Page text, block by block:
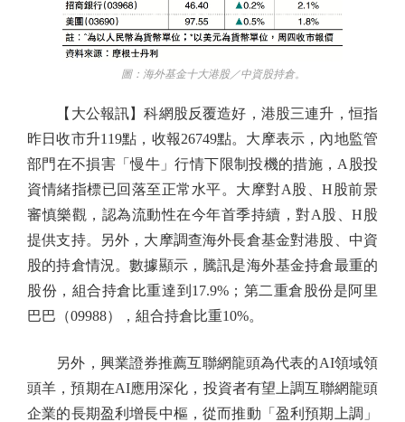
圖：海外基金十大港股／中資股持倉。
【大公報訊】科網股反覆造好，港股三連升，恒指
昨日收市升119點，收報26749點。大摩表示，內地監管
部門在不損害「慢牛」行情下限制投機的措施，A股投
資情緒指標已回落至正常水平。大摩對A股、H股前景
審慎樂觀，認為流動性在今年首季持續，對A股、H股
提供支持。另外，大摩調查海外長倉基金對港股、中資
股的持倉情況。數據顯示，騰訊是海外基金持倉最重的
股份，組合持倉比重達到17.9%；第二重倉股份是阿里
巴巴（09988），組合持倉比重10%。
另外，興業證券推薦互聯網龍頭為代表的AI領域領
頭羊，預期在AI應用深化，投資者有望上調互聯網龍頭
企業的長期盈利增長中樞，從而推動「盈利預期上調」